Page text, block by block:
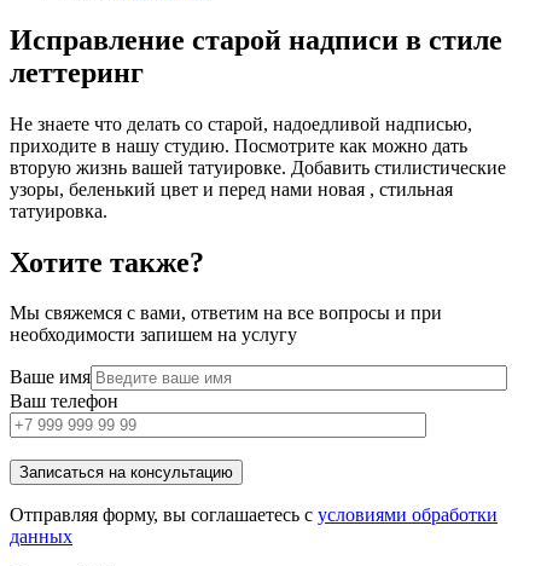
Исправление старой надписи в стиле
леттеринг
Не знаете что делать со старой, надоедливой надписью,
приходите в нашу студию. Посмотрите как можно дать
вторую жизнь вашей татуировке. Добавить стилистические
узоры, беленький цвет и перед нами новая , стильная
татуировка.
Хотите также?
Мы свяжемся с вами, ответим на все вопросы и при
необходимости запишем на услугу
Ваше имя
Ваш телефон
Отправляя форму, вы соглашаетесь с условиями обработки
данных